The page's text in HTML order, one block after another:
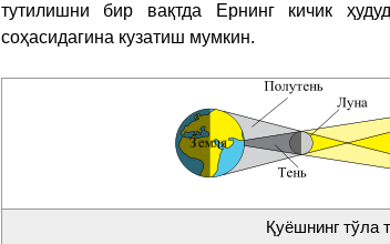
тутилишни бир вақтда Ернинг кичик
соҳасидагина кузатиш мумкин.
Қуёшнинг тўла